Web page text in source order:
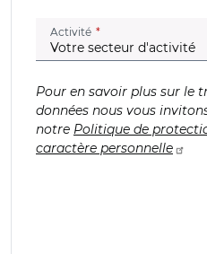
Activité (champ obligatoire)
Pour en savoir plus sur le
données nous vous
notre Politique de
caractère personnelle